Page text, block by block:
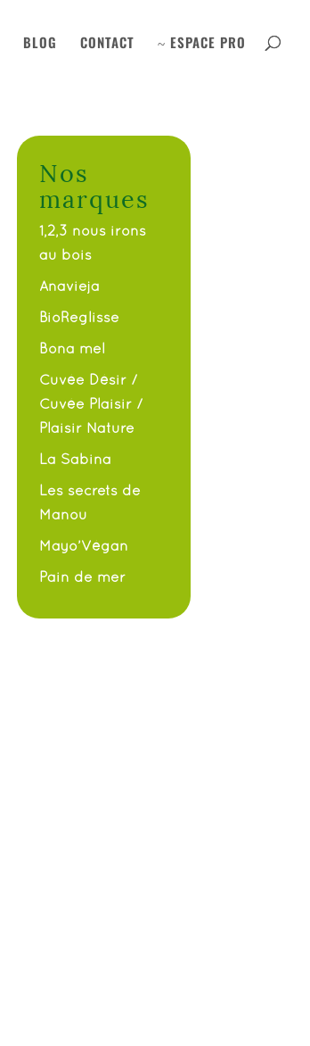
BLOG CONTACT ~ ESPACE PRO
Nos
marques
1,2,3 nous irons
au bois
Anavieja
BioReglisse
Bona mel
Cuvée Désir /
Cuvée Plaisir /
Plaisir Nature
La Sabina
Les secrets de
Manou
Mayo’Végan
Pain de mer